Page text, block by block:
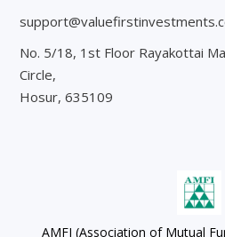
No. 5/18, 1st Floor Rayakottai
Circle,
Hosur, 635109
AMFI (Association of Mutual